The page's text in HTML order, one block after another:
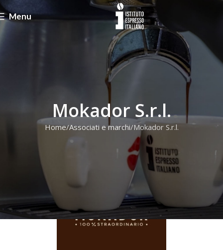
Menu
Mokador S.r.l.
Home Associati e marchi Mokador S.r.l.